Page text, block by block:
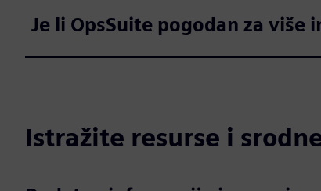
Je li OpsSuite pogodan za više
Istražite resurse i